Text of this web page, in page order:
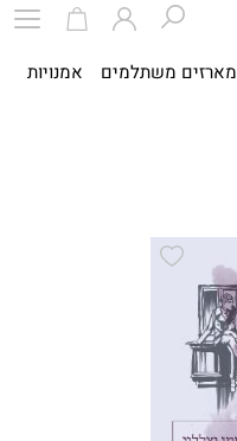
מארזים משתלמים אמנויות